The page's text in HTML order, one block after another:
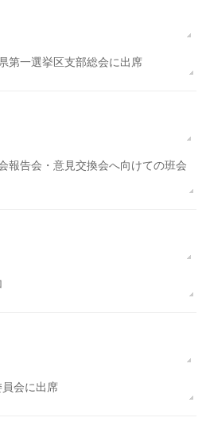
第一選挙区支部総会に出席
報告会・意見交換会へ向けての班会
会に出席